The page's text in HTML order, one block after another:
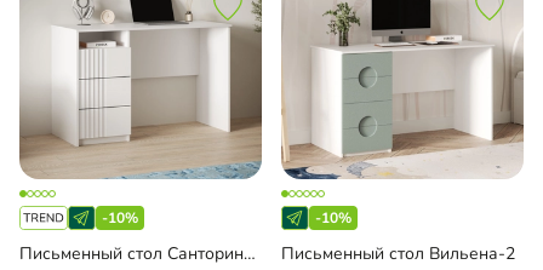
-10%
Письменный стол Санторини Лайф
-10%
Письменный стол Вильена-2